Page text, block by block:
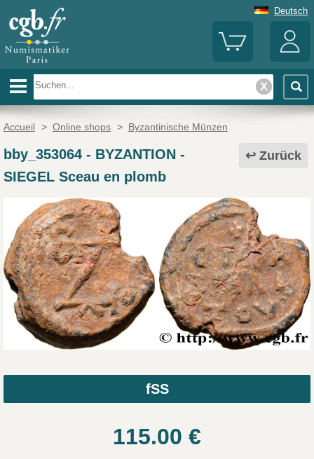
Deutsch
Accueil > Online shops > Byzantinische Münzen
Zurück
bby_353064- BYZANTION -
SIEGEL Sceau en plomb
fSS
115.00 €